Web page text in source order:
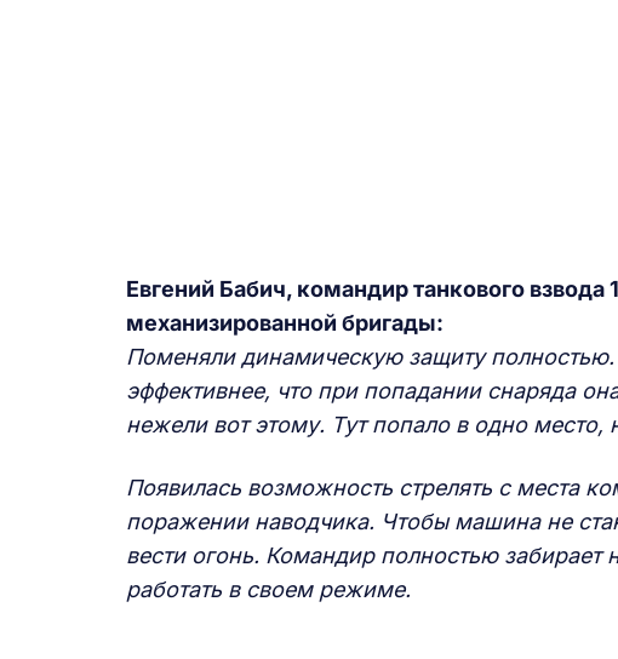
Евгений Бабич, командир танкового взвода
механизированной бригады:
Поменяли динамическую защиту полностью.
эффективнее, что при попадании снаряда
нежели вот этому. Тут попало в одно место,
Появилась возможность стрелять с места
поражении наводчика. Чтобы машина не
вести огонь. Командир полностью
работать в своем режиме.